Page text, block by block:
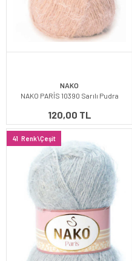
NAKO
NAKO PARİS 10390 Sarılı Pudra
120,00 TL
41 Renk\Çeşit